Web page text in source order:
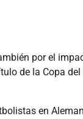
por el
de la Copa del
en